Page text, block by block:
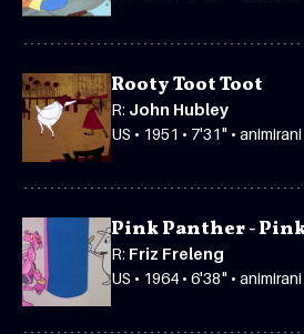
Rooty Toot Toot
R: John Hubley
US • 1951 • 7'31" • animirani
Pink Panther -
R: Friz Freleng
US • 1964 • 6'38" • animirani